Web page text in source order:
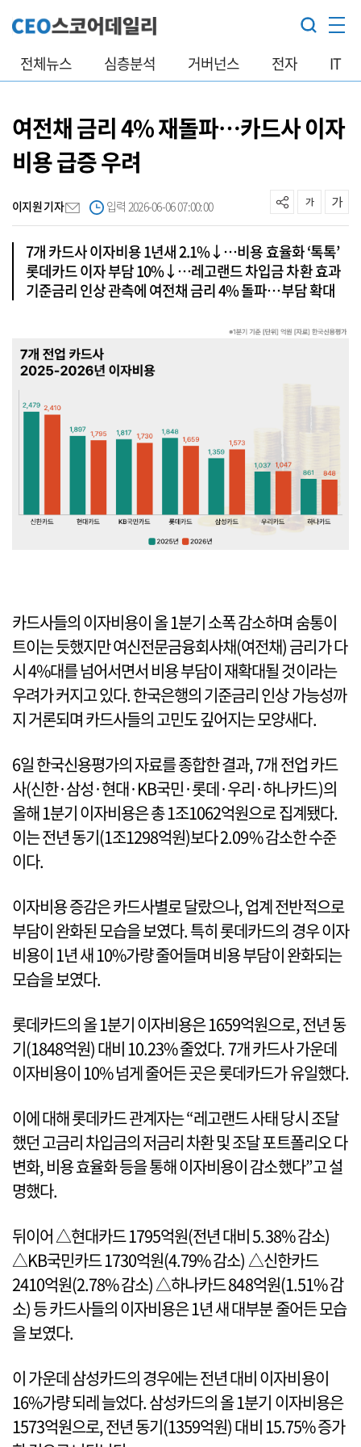
전체뉴스 심층분석 거버넌스 전자 IT
여전채 금리 4% 재돌파…카드사 이자
비용 급증 우려
이지원 기자 입력 2026-06-06 07:00:00
7개 카드사 이자비용 1년새 2.1%↓…비용 효율화 ‘톡톡’
롯데카드 이자 부담 10%↓…레고랜드 차입금 차환 효과
기준금리 인상 관측에 여전채 금리 4% 돌파…부담 확대
카드사들의 이자비용이 올 1분기 소폭 감소하며 숨통이
트이는 듯했지만 여신전문금융회사채(여전채) 금리가 다
시 4%대를 넘어서면서 비용 부담이 재확대될 것이라는
우려가 커지고 있다. 한국은행의 기준금리 인상 가능성까
지 거론되며 카드사들의 고민도 깊어지는 모양새다.
6일 한국신용평가의 자료를 종합한 결과, 7개 전업 카드
사(신한·삼성·현대·KB국민·롯데·우리·하나카드)의
올해 1분기 이자비용은 총 1조1062억원으로 집계됐다.
이는 전년 동기(1조1298억원)보다 2.09% 감소한 수준
이다.
이자비용 증감은 카드사별로 달랐으나, 업계 전반적으로
부담이 완화된 모습을 보였다. 특히 롯데카드의 경우 이자
비용이 1년 새 10%가량 줄어들며 비용 부담이 완화되는
모습을 보였다.
롯데카드의 올 1분기 이자비용은 1659억원으로, 전년 동
기(1848억원) 대비 10.23% 줄었다. 7개 카드사 가운데
이자비용이 10% 넘게 줄어든 곳은 롯데카드가 유일했다.
이에 대해 롯데카드 관계자는 “레고랜드 사태 당시 조달
했던 고금리 차입금의 저금리 차환 및 조달 포트폴리오 다
변화, 비용 효율화 등을 통해 이자비용이 감소했다”고 설
명했다.
뒤이어 △현대카드 1795억원(전년 대비 5.38% 감소)
△KB국민카드 1730억원(4.79% 감소) △신한카드
2410억원(2.78% 감소) △하나카드 848억원(1.51% 감
소) 등 카드사들의 이자비용은 1년 새 대부분 줄어든 모습
을 보였다.
이 가운데 삼성카드의 경우에는 전년 대비 이자비용이
16%가량 되레 늘었다. 삼성카드의 올 1분기 이자비용은
1573억원으로, 전년 동기(1359억원) 대비 15.75% 증가